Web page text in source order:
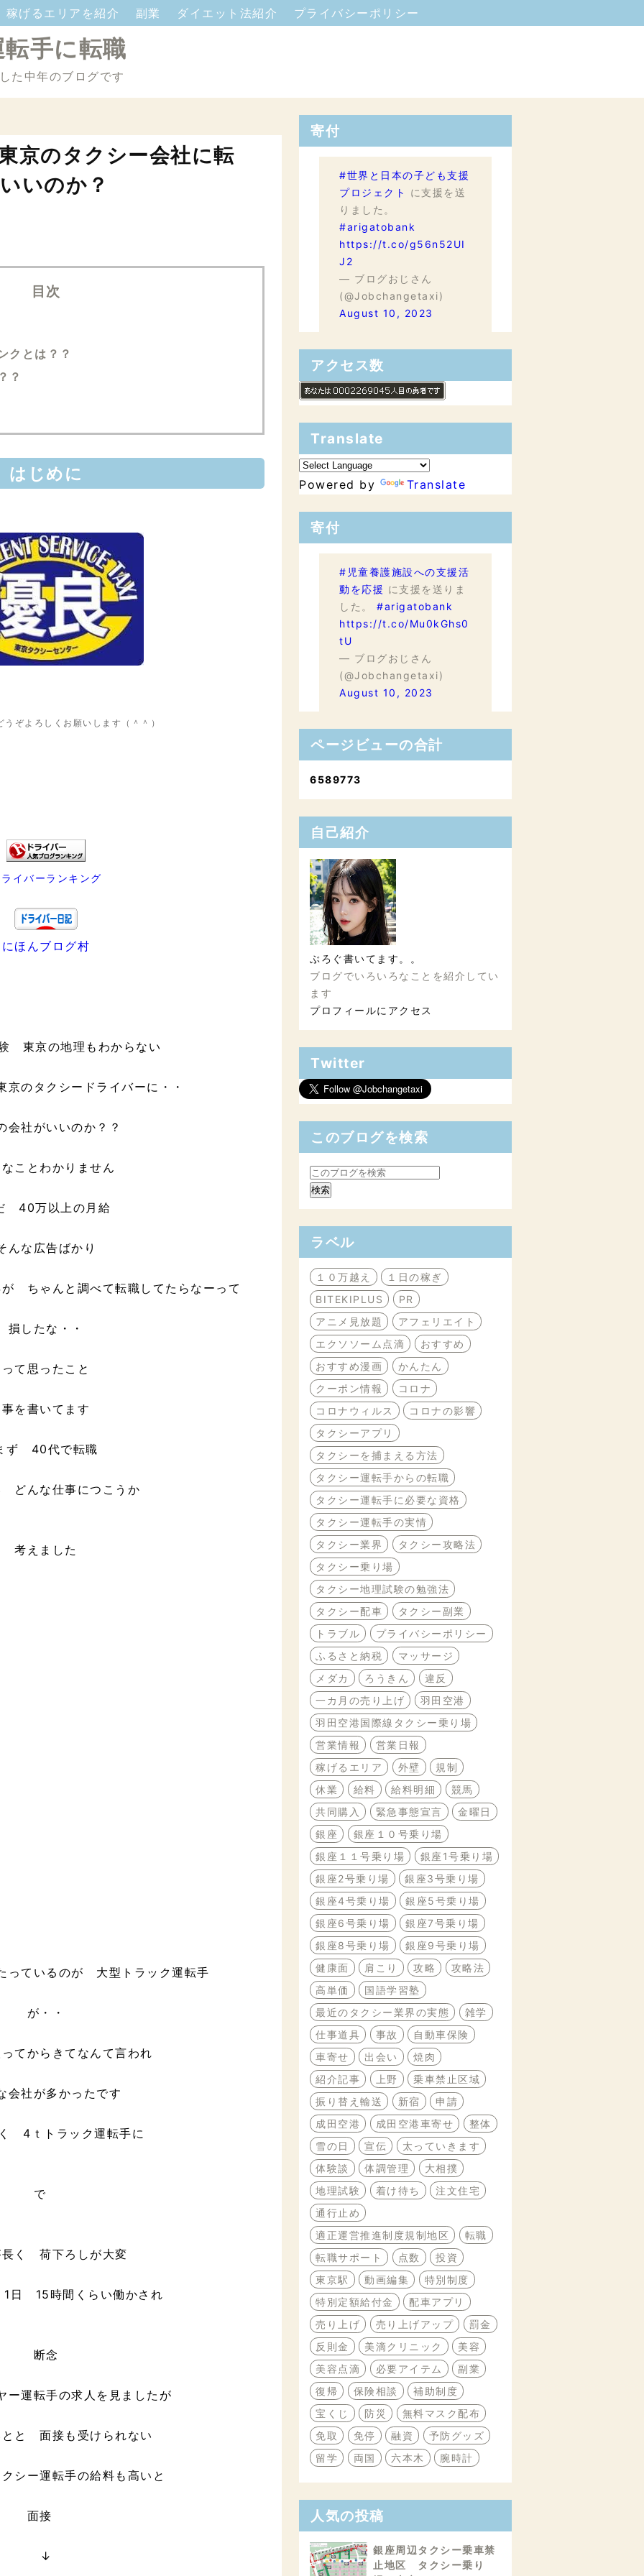
稼げるエリアを紹介 副業 ダイエット法紹介 プライバシーポリシー
手に転職
た中年のブログです
京のタクシー会社に転
いのか？
目次
クとは？？
？
はじめに
うぞよろしくお願いします（＾＾）
イバーランキング
にほんブログ村
東京の地理もわからない
のタクシードライバーに・・
会社がいいのか？？
ことわかりません
40万以上の月給
んな広告ばかり
ちゃんと調べて転職してたらなーって
損したな・・
って思ったこと
事を書いてます
ず 40代で転職
どんな仕事につこうか
考えました
ているのが 大型トラック運転手
が・・
てからきてなんて言われ
会社が多かったです
4ｔトラック運転手に
で
長く 荷下ろしが大変
日 15時間くらい働かされ
断念
運転手の求人を見ましたが
とと 面接も受けられない
シー運転手の給料も高いと
面接
↓
寄付
#世界と日本の子ども支援
プロジェクト
に支援を送
りました。
#arigatobank
https://t.co/g56n52UI
J2
— ブログおじさん
(@Jobchangetaxi)
August 10, 2023
アクセス数
Translate
Powered by Translate
寄付
#児童養護施設への支援活
動を応援 に支援を送りま
した。 #arigatobank
https://t.co/Mu0kGhs0
tU
— ブログおじさん
(@Jobchangetaxi)
August 10, 2023
ページビューの合計
6589773
自己紹介
ぶろぐ書いてます。。
ブログでいろいろなことを紹介してい
ます
プロフィールにアクセス
Twitter
このブログを検索
ラベル
１０万越え
１日の稼ぎ
BITEKIPLUS
PR
アニメ見放題
アフェリエイト
エクソソーム点滴
おすすめ
おすすめ漫画
かんたん
クーポン情報
コロナ
コロナウィルス
コロナの影響
タクシーアプリ
タクシーを捕まえる方法
タクシー運転手からの転職
タクシー運転手に必要な資格
タクシー運転手の実情
タクシー業界
タクシー攻略法
タクシー乗り場
タクシー地理試験の勉強法
タクシー配車
タクシー副業
トラブル
プライバシーポリシー
ふるさと納税
マッサージ
メダカ
ろうきん
違反
一カ月の売り上げ
羽田空港
羽田空港国際線タクシー乗り場
営業情報
営業日報
稼げるエリア
外壁
規制
休業
給料 給料明細
競馬
共同購入
緊急事態宣言
金曜日
銀座
銀座１０号乗り場
銀座１１号乗り場
銀座1号乗り場
銀座2号乗り場
銀座3号乗り場
銀座4号乗り場
銀座5号乗り場
銀座6号乗り場
銀座7号乗り場
銀座8号乗り場
銀座9号乗り場
健康面
肩こり 攻略
攻略法
高単価
国語学習塾
最近のタクシー業界の実態
雑学
仕事道具
事故
自動車保険
車寄せ
出会い
焼肉
紹介記事
上野
乗車禁止区域
振り替え輸送
新宿
申請
成田空港
成田空港車寄せ
整体
雪の日
宣伝
太っていきます
体験談
体調管理
大相撲
地理試験
着け待ち
注文住宅
通行止め
適正運営推進制度規制地区
転職
転職サポート
点数
投資
東京駅
動画編集
特別制度
特別定額給付金
配車アプリ
売り上げ
売り上げアップ
罰金
反則金
美滴クリニック
美容
美容点滴
必要アイテム
副業
復帰
保険相談
補助制度
宝くじ
防災
無料マスク配布
免取
免停 融資
予防グッズ
留学
両国 六本木 腕時計
人気の投稿
銀座周辺タクシー乗車禁
止地区 タクシー乗り